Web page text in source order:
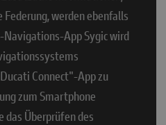
werden ebenfalls
Navigations-App Sygic wird
Connect"-App zu
zum Smartphone
Überprüfen des